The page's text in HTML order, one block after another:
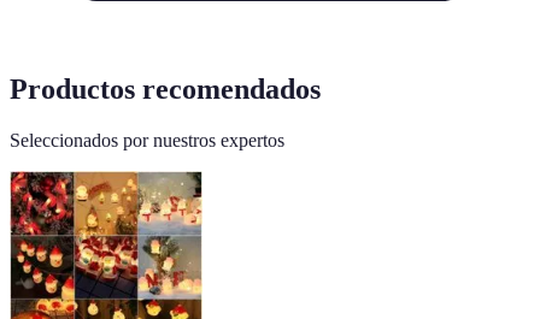
Productos recomendados
Seleccionados por nuestros expertos